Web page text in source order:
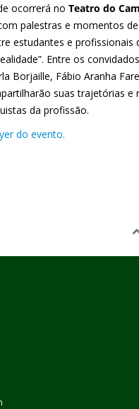
ocorrerá no Teatro do
palestras e momentos
estudantes e profissionais
Entre os
Borjaille, Fábio Aranha
suas trajetórias e
da profissão.
do evento.